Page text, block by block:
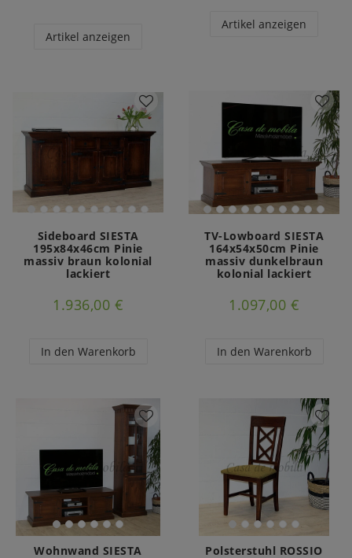
Artikel anzeigen
Artikel anzeigen
Sideboard SIESTA
195x84x46cm Pinie
massiv braun kolonial
lackiert
1.936,00 €
In den Warenkorb
TV-Lowboard SIESTA
164x54x50cm Pinie
massiv dunkelbraun
kolonial lackiert
1.097,00 €
In den Warenkorb
Wohnwand SIESTA
Polsterstuhl ROSSIO